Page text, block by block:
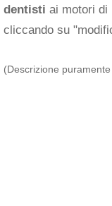
dentisti ai motori di
cliccando su
(Descrizione